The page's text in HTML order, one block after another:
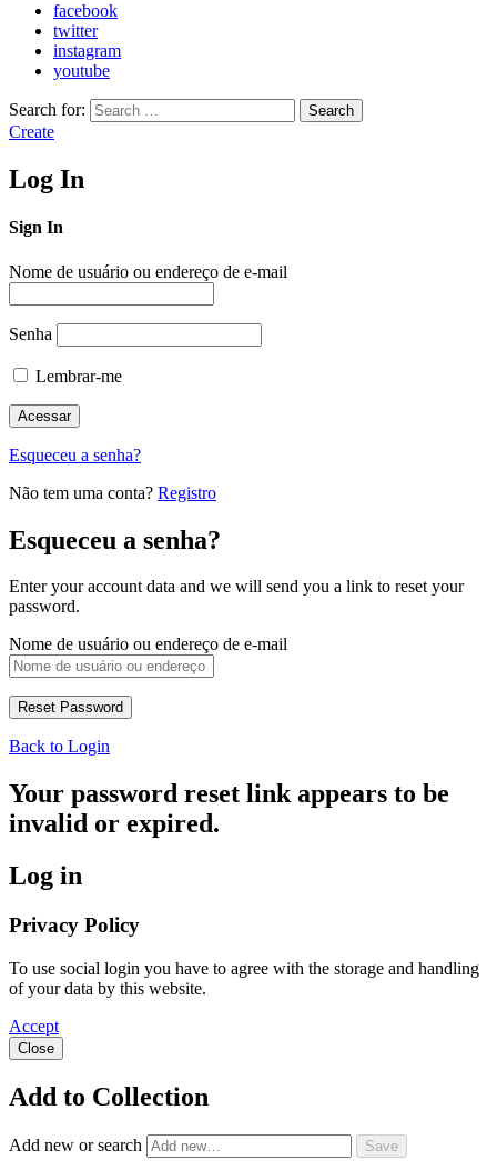
facebook
twitter
instagram
youtube
Search for: Search
Create
Log In
Sign In
Nome de usuário ou endereço de e-mail
Senha
Lembrar-me
Esqueceu a senha?
Não tem uma conta? Registro
Esqueceu a senha?
Enter your account data and we will send you a link to reset your
password.
Nome de usuário ou endereço de e-mail
Back to Login
Your password reset link appears to be
invalid or expired.
Log in
Privacy Policy
To use social login you have to agree with the storage and handling
of your data by this website.
Accept
Close
Add to Collection
Add new or search